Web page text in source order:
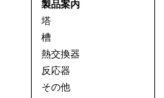
製品案内
塔
槽
熱交換器
反応器
その他